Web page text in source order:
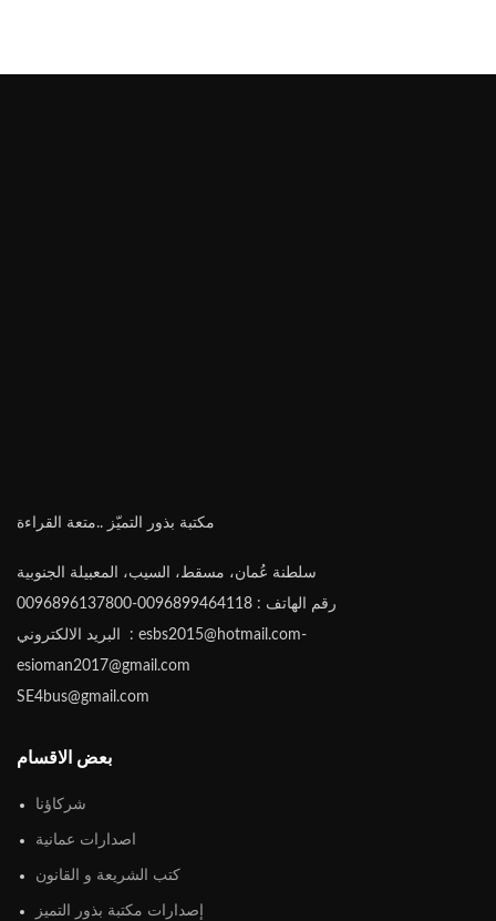
مكتبة بذور التميّز ..متعة القراءة
سلطنة عُمان، مسقط، السيب، المعبيلة الجنوبية
رقم الهاتف : 0096899464118-0096896137800
البريد الالكتروني : esbs2015@hotmail.com-
esioman2017@gmail.com
SE4bus@gmail.com
بعض الاقسام
شركاؤنا
اصدارات عمانية
كتب الشريعة و القانون
إصدارات مكتبة بذور التميز